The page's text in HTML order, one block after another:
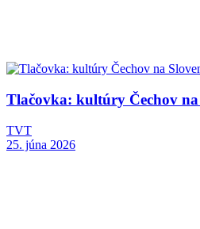
Tlačovka: kultúry Čechov
TVT
25. júna 2026